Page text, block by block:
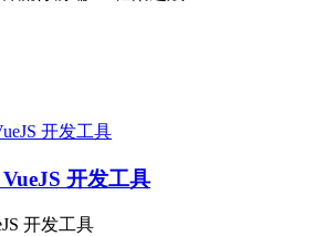
开发工具
开发工具